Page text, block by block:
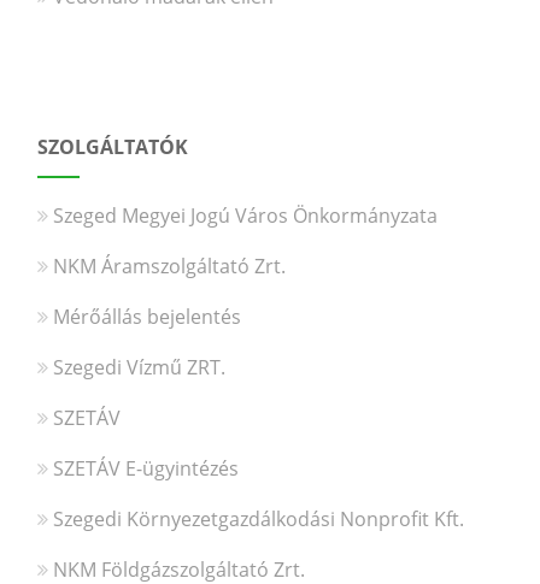
SZOLGÁLTATÓK
Szeged Megyei Jogú Város Önkormányzata
NKM Áramszolgáltató Zrt.
Mérőállás bejelentés
Szegedi Vízmű ZRT.
SZETÁV
SZETÁV E-ügyintézés
Szegedi Környezetgazdálkodási Nonprofit Kft.
NKM Földgázszolgáltató Zrt.